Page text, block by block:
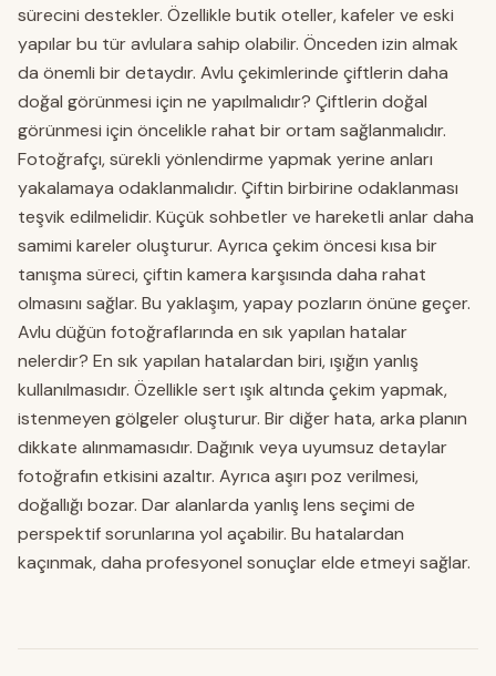
sürecini destekler. Özellikle butik oteller, kafeler ve eski
yapılar bu tür avlulara sahip olabilir. Önceden izin almak
da önemli bir detaydır. Avlu çekimlerinde çiftlerin daha
doğal görünmesi için ne yapılmalıdır? Çiftlerin doğal
görünmesi için öncelikle rahat bir ortam sağlanmalıdır.
Fotoğrafçı, sürekli yönlendirme yapmak yerine anları
yakalamaya odaklanmalıdır. Çiftin birbirine odaklanması
teşvik edilmelidir. Küçük sohbetler ve hareketli anlar daha
samimi kareler oluşturur. Ayrıca çekim öncesi kısa bir
tanışma süreci, çiftin kamera karşısında daha rahat
olmasını sağlar. Bu yaklaşım, yapay pozların önüne geçer.
Avlu düğün fotoğraflarında en sık yapılan hatalar
nelerdir? En sık yapılan hatalardan biri, ışığın yanlış
kullanılmasıdır. Özellikle sert ışık altında çekim yapmak,
istenmeyen gölgeler oluşturur. Bir diğer hata, arka planın
dikkate alınmamasıdır. Dağınık veya uyumsuz detaylar
fotoğrafın etkisini azaltır. Ayrıca aşırı poz verilmesi,
doğallığı bozar. Dar alanlarda yanlış lens seçimi de
perspektif sorunlarına yol açabilir. Bu hatalardan
kaçınmak, daha profesyonel sonuçlar elde etmeyi sağlar.